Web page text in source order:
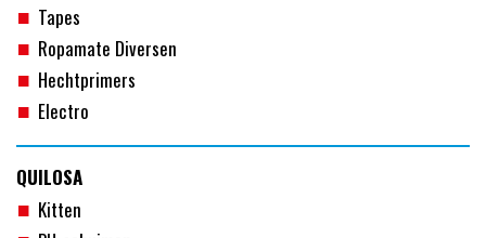
Tapes
Ropamate Diversen
Hechtprimers
Electro
QUILOSA
Kitten